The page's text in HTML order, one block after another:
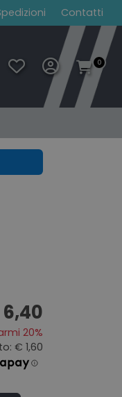
Contatti
0
20%
€ 1,60